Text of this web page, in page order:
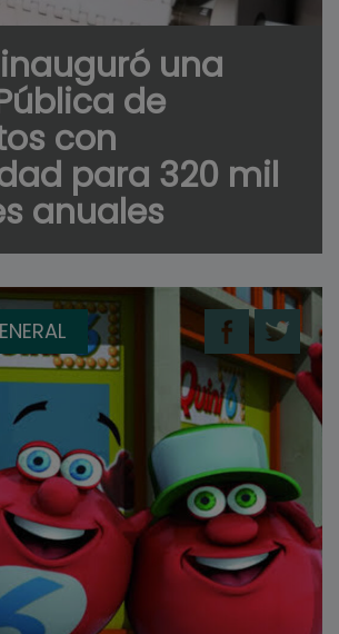
inauguró una
de
con
para 320 mil
anuales